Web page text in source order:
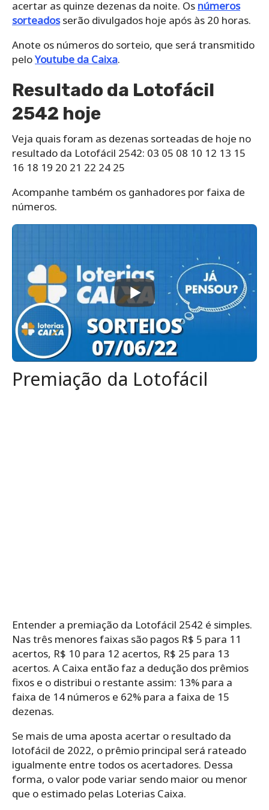
acertar as quinze dezenas da noite. Os números
sorteadosserão divulgados hoje após às 20 horas.
Anote os números do sorteio, que será transmitido
peloYoutube da Caixa.
Resultado da Lotofácil
2542 hoje
Veja quais foram as dezenas sorteadas de hoje no
resultado da Lotofácil 2542: 03 05 08 10 12 13 15
16 18 19 20 21 22 24 25
Acompanhe também os ganhadores por faixa de
números.
Premiação da Lotofácil
Entender a premiação da Lotofácil 2542 é simples.
Nas três menores faixas são pagos R$ 5 para 11
acertos, R$ 10 para 12 acertos, R$ 25 para 13
acertos. A Caixa então faz a dedução dos prêmios
fixos e o distribui o restante assim: 13% para a
faixa de 14 números e 62% para a faixa de 15
dezenas.
Se mais de uma aposta acertar o resultado da
lotofácil de 2022, o prêmio principal será rateado
igualmente entre todos os acertadores. Dessa
forma, o valor pode variar sendo maior ou menor
que o estimado pelas Loterias Caixa.